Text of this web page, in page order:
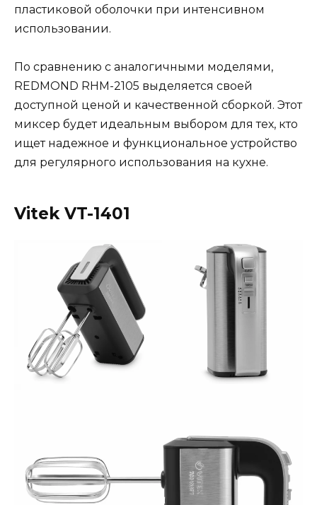
пластиковой оболочки при интенсивном
использовании.
По сравнению с аналогичными моделями,
REDMOND RHM-2105 выделяется своей
доступной ценой и качественной сборкой. Этот
миксер будет идеальным выбором для тех, кто
ищет надежное и функциональное устройство
для регулярного использования на кухне.
Vitek VT-1401